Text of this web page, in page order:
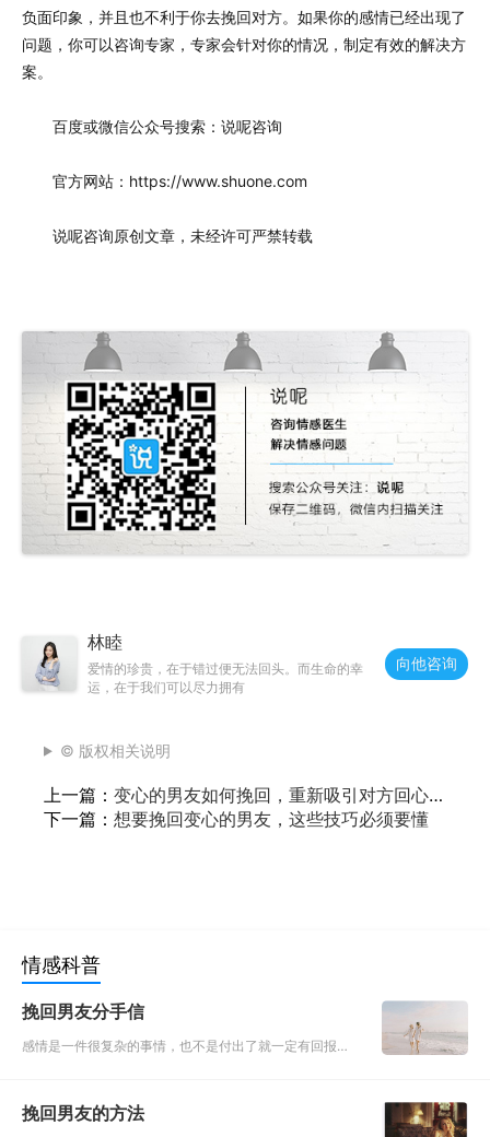
负面印象，并且也不利于你去挽回对方。如果你的感情已经出现了
问题，你可以咨询专家，专家会针对你的情况，制定有效的解决方
案。
百度或微信公众号搜索：说呢咨询
官方网站：https://www.shuone.com
说呢咨询原创文章，未经许可严禁转载
林睦
爱情的珍贵，在于错过便无法回头。而生命的幸
运，在于我们可以尽力拥有
向他咨询
© 版权相关说明
上一篇： 变心的男友如何挽回，重新吸引对方回心
转意的技巧
下一篇： 想要挽回变心的男友，这些技巧必须要懂
情感科普
挽回男友分手信
感情是一件很复杂的事情，也不是付出了就一定有回报
才能维持的更加长久，
挽回男友的方法